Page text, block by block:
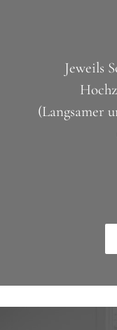
Jeweils
(Langsamer